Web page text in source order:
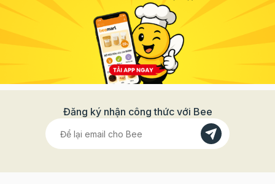
Đăng ký nhận công thức với Bee